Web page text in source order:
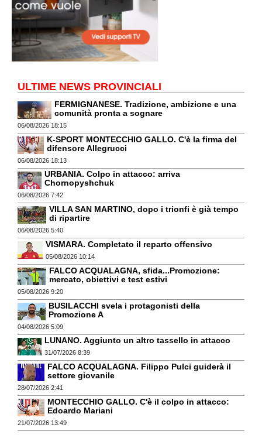
ULTIME NEWS PROVINCIALI
FERMIGNANESE. Tradizione, ambizione e una
comunità pronta a sognare
06/08/2026 18:15
K-SPORT MONTECCHIO GALLO. C'è la firma del
difensore Allegrucci
06/08/2026 18:13
URBANIA. Colpo in attacco: arriva
Chornopyshchuk
06/08/2026 7:42
VILLA SAN MARTINO, dopo i trionfi è già tempo
di ripartire
06/08/2026 5:40
VISMARA. Completato il reparto offensivo
05/08/2026 10:14
FALCO ACQUALAGNA, sfida...Promozione:
mercato, obiettivi e test estivi
05/08/2026 9:20
BUSILACCHI svela i protagonisti della
Promozione A
04/08/2026 5:09
LUNANO. Aggiunto un altro tassello in attacco
31/07/2026 8:39
FALCO ACQUALAGNA. Filippo Pulci guiderà il
settore giovanile
28/07/2026 2:41
MONTECCHIO GALLO. C'è il colpo in attacco:
Edoardo Mariani
21/07/2026 13:49